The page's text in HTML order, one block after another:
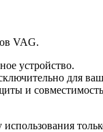
VAG.
устройство.
для
и
использования